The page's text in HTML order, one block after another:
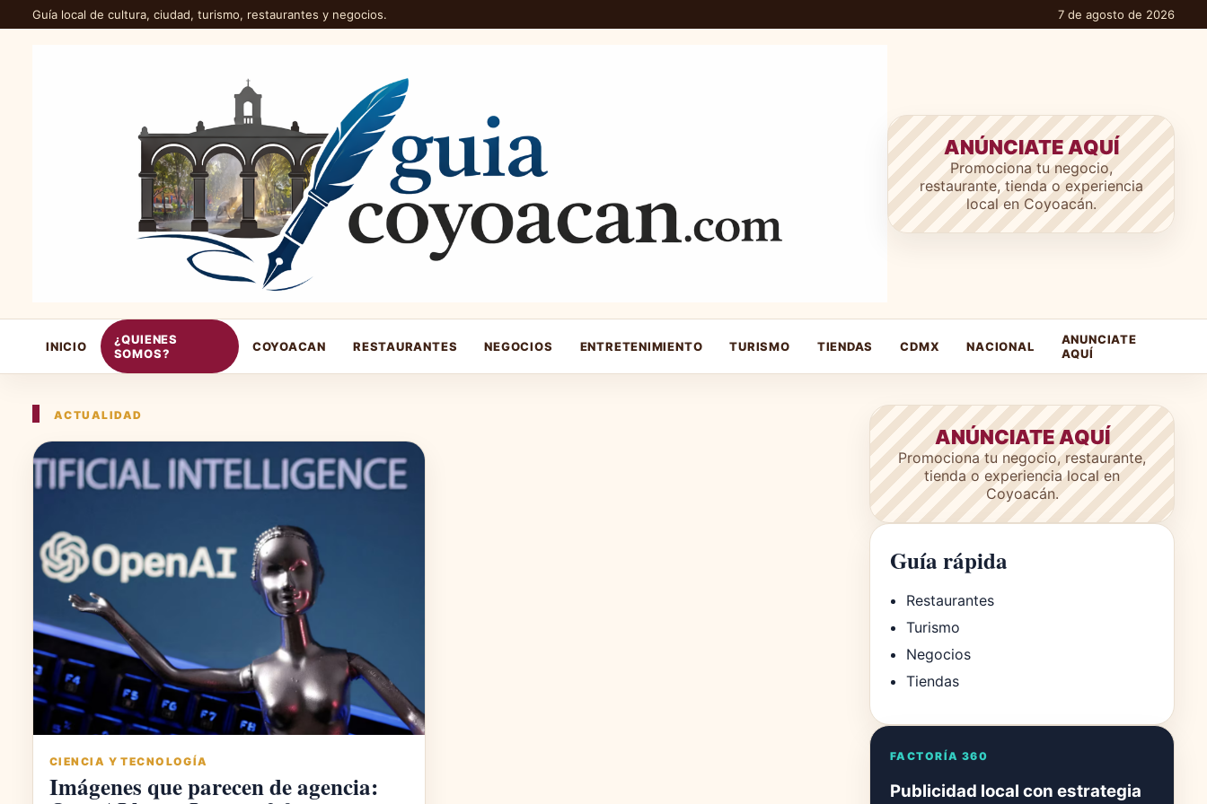
Guía local de cultura, ciudad, turismo, restaurantes y negocios. 7 de agosto de 2026
ANÚNCIATE AQUÍ
Promociona tu negocio,
restaurante, tienda o experiencia
local en Coyoacán.
INICIO
¿QUIENES
SOMOS?
COYOACAN RESTAURANTES NEGOCIOS ENTRETENIMIENTO TURISMO TIENDAS CDMX NACIONAL
ANUNCIATE
AQUÍ
ACTUALIDAD
CIENCIA Y TECNOLOGÍA
Imágenes que parecen de agencia:
ANÚNCIATE AQUÍ
Promociona tu negocio, restaurante,
tienda o experiencia local en
Coyoacán.
Guía rápida
Restaurantes
Turismo
Negocios
Tiendas
FACTORÍA 360
Publicidad local con estrategia